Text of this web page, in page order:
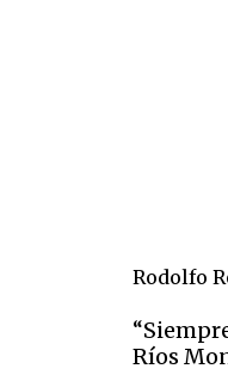
Rodolfo
Ríos